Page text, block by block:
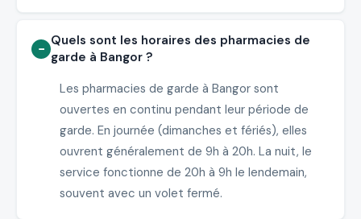
Quels sont les horaires des pharmacies de
garde à Bangor ?
Les pharmacies de garde à Bangor sont
ouvertes en continu pendant leur période de
garde. En journée (dimanches et fériés), elles
ouvrent généralement de 9h à 20h. La nuit, le
service fonctionne de 20h à 9h le lendemain,
souvent avec un volet fermé.